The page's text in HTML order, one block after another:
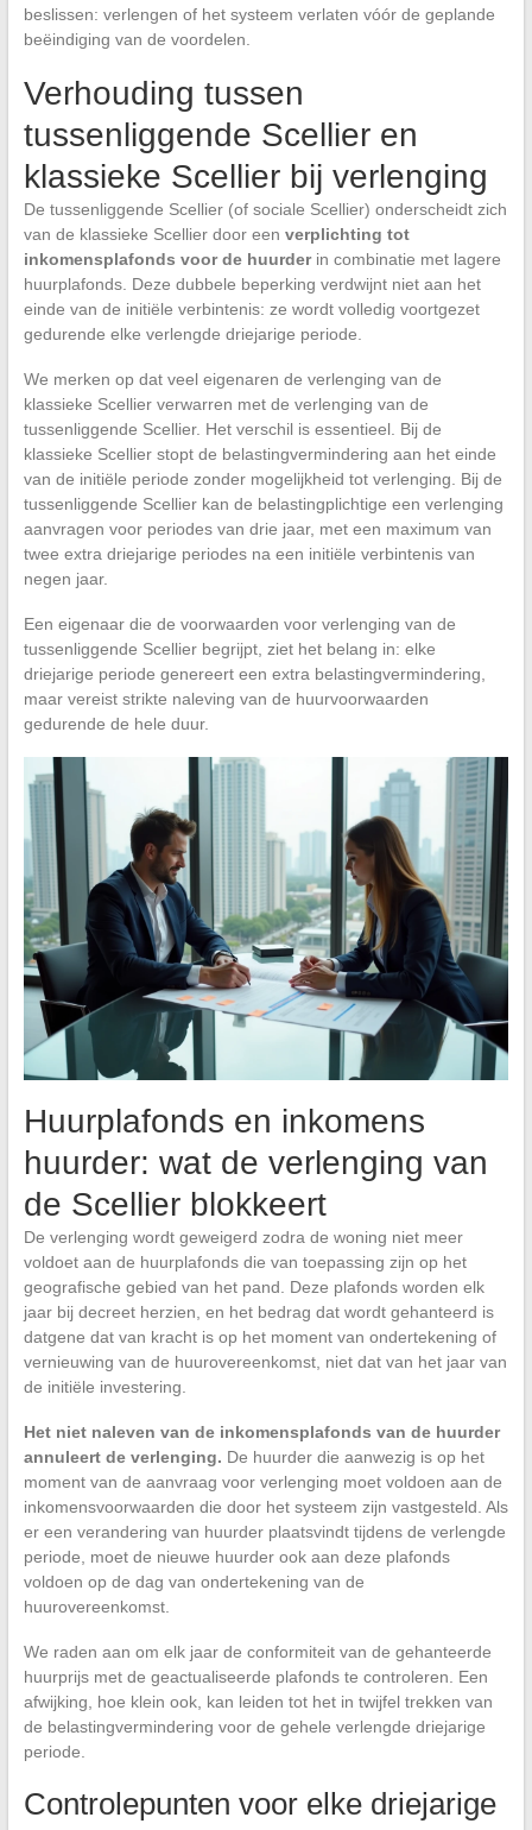
beslissen: verlengen of het systeem verlaten vóór de geplande
beëindiging van de voordelen.
Verhouding tussen
tussenliggende Scellier en
klassieke Scellier bij verlenging
De tussenliggende Scellier (of sociale Scellier) onderscheidt zich
van de klassieke Scellier door een verplichting tot
inkomensplafonds voor de huurderin combinatie met lagere
huurplafonds. Deze dubbele beperking verdwijnt niet aan het
einde van de initiële verbintenis: ze wordt volledig voortgezet
gedurende elke verlengde driejarige periode.
We merken op dat veel eigenaren de verlenging van de
klassieke Scellier verwarren met de verlenging van de
tussenliggende Scellier. Het verschil is essentieel. Bij de
klassieke Scellier stopt de belastingvermindering aan het einde
van de initiële periode zonder mogelijkheid tot verlenging. Bij de
tussenliggende Scellier kan de belastingplichtige een verlenging
aanvragen voor periodes van drie jaar, met een maximum van
twee extra driejarige periodes na een initiële verbintenis van
negen jaar.
Een eigenaar die de voorwaarden voor verlenging van de
tussenliggende Scellier begrijpt, ziet het belang in: elke
driejarige periode genereert een extra belastingvermindering,
maar vereist strikte naleving van de huurvoorwaarden
gedurende de hele duur.
Huurplafonds en inkomens
huurder: wat de verlenging van
de Scellier blokkeert
De verlenging wordt geweigerd zodra de woning niet meer
voldoet aan de huurplafonds die van toepassing zijn op het
geografische gebied van het pand. Deze plafonds worden elk
jaar bij decreet herzien, en het bedrag dat wordt gehanteerd is
datgene dat van kracht is op het moment van ondertekening of
vernieuwing van de huurovereenkomst, niet dat van het jaar van
de initiële investering.
Het niet naleven van de inkomensplafonds van de huurder
annuleert de verlenging. De huurder die aanwezig is op het
moment van de aanvraag voor verlenging moet voldoen aan de
inkomensvoorwaarden die door het systeem zijn vastgesteld. Als
er een verandering van huurder plaatsvindt tijdens de verlengde
periode, moet de nieuwe huurder ook aan deze plafonds
voldoen op de dag van ondertekening van de
huurovereenkomst.
We raden aan om elk jaar de conformiteit van de gehanteerde
huurprijs met de geactualiseerde plafonds te controleren. Een
afwijking, hoe klein ook, kan leiden tot het in twijfel trekken van
de belastingvermindering voor de gehele verlengde driejarige
periode.
Controlepunten voor elke driejarige